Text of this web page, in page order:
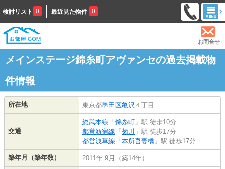
検討リスト 0 最近見た物件 0
お問合せ
メインステージ錦糸町アヴァンセの過去掲載物
件情報
所在地 東京都墨田区亀沢 ４丁目
交通
総武本線 「 錦糸町 」駅 徒歩10分
都営新宿線 「 菊川 」駅 徒歩17分
都営浅草線 「 本所吾妻橋 」駅 徒歩17分
築年月（築年数） 2011年 9月（築14年）